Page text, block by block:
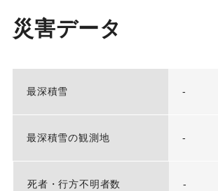
災害データ
最深積雪 -
最深積雪の観測地 -
死者・行方不明者数 -